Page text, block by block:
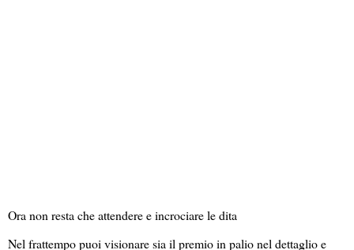
Ora non resta che attendere e incrociare le dita
Nel frattempo puoi visionare sia il premio in palio nel dettaglio e